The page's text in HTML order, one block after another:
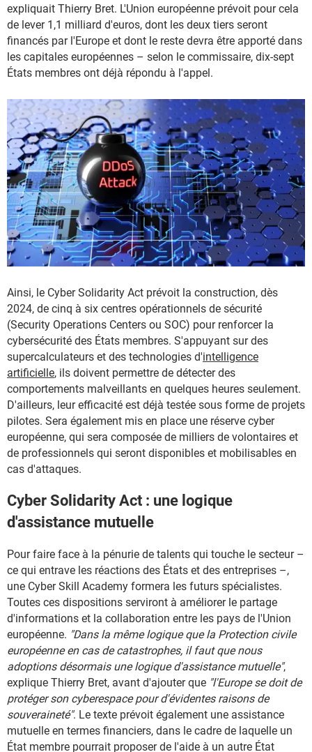
expliquait Thierry Bret. L'Union européenne prévoit pour cela
de lever 1,1 milliard d'euros, dont les deux tiers seront
financés par l'Europe et dont le reste devra être apporté dans
les capitales européennes – selon le commissaire, dix-sept
États membres ont déjà répondu à l'appel.
Ainsi, le Cyber Solidarity Act prévoit la construction, dès
2024, de cinq à six centres opérationnels de sécurité
(Security Operations Centers ou SOC) pour renforcer la
cybersécurité des États membres. S'appuyant sur des
supercalculateurs et des technologies d'intelligence
artificielle, ils doivent permettre de détecter des
comportements malveillants en quelques heures seulement.
D'ailleurs, leur efficacité est déjà testée sous forme de projets
pilotes. Sera également mis en place une réserve cyber
européenne, qui sera composée de milliers de volontaires et
de professionnels qui seront disponibles et mobilisables en
cas d'attaques.
Cyber Solidarity Act : une logique
d'assistance mutuelle
Pour faire face à la pénurie de talents qui touche le secteur –
ce qui entrave les réactions des États et des entreprises –,
une Cyber Skill Academy formera les futurs spécialistes.
Toutes ces dispositions serviront à améliorer le partage
d'informations et la collaboration entre les pays de l'Union
européenne. "Dans la même logique que la Protection civile
européenne en cas de catastrophes, il faut que nous
adoptions désormais une logique d'assistance mutuelle",
explique Thierry Bret, avant d'ajouter que "l'Europe se doit de
protéger son cyberespace pour d'évidentes raisons de
souveraineté". Le texte prévoit également une assistance
mutuelle en termes financiers, dans le cadre de laquelle un
État membre pourrait proposer de l'aide à un autre État